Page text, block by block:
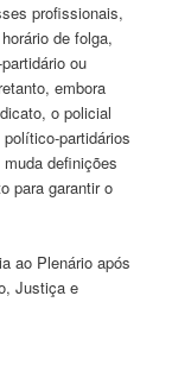
profissionais,
de folga,
ou
embora
o policial
partidários
definições
para garantir o
ao Plenário após
Justiça e